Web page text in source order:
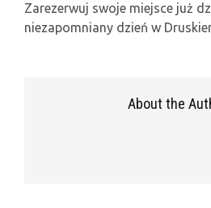
Zarezerwuj swoje miejsce już
niezapomniany dzień w
About the